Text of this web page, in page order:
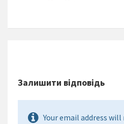
Залишити відповідь
Your email address